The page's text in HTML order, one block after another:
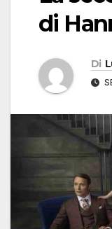
di
Di